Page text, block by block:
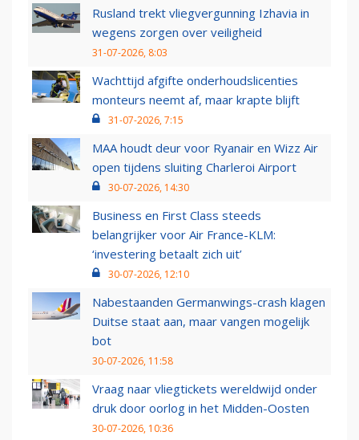
Rusland trekt vliegvergunning Izhavia in
wegens zorgen over veiligheid
31-07-2026, 8:03
Wachttijd afgifte onderhoudslicenties
monteurs neemt af, maar krapte blijft
31-07-2026, 7:15
MAA houdt deur voor Ryanair en Wizz Air
open tijdens sluiting Charleroi Airport
30-07-2026, 14:30
Business en First Class steeds
belangrijker voor Air France-KLM:
‘investering betaalt zich uit’
30-07-2026, 12:10
Nabestaanden Germanwings-crash klagen
Duitse staat aan, maar vangen mogelijk
bot
30-07-2026, 11:58
Vraag naar vliegtickets wereldwijd onder
druk door oorlog in het Midden-Oosten
30-07-2026, 10:36